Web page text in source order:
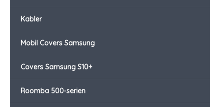
Kabler
Mobil Covers Samsung
Covers Samsung S10+
Roomba 500-serien